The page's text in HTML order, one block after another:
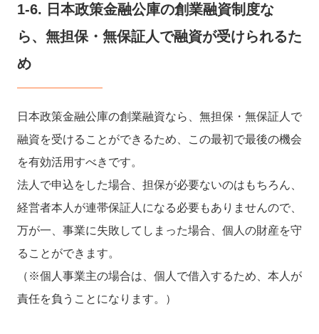
1-6. 日本政策金融公庫の創業融資制度な
ら、無担保・無保証人で融資が受けられるた
め
日本政策金融公庫の創業融資なら、無担保・無保証人で
融資を受けることができるため、この最初で最後の機会
を有効活用すべきです。
法人で申込をした場合、担保が必要ないのはもちろん、
経営者本人が連帯保証人になる必要もありませんので、
万が一、事業に失敗してしまった場合、個人の財産を守
ることができます。
（※個人事業主の場合は、個人で借入するため、本人が
責任を負うことになります。）